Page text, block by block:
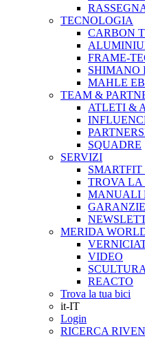
TECNOLOGIA
CARBON
FRAME-
SHIMANO
MAHLE
TEAM &
ATLETI &
SQUADRE
SERVIZI
TROVA
MANUALI
GARANZIE
MERIDA
VIDEO
REACTO
Trova la tua bici
it-IT
Login
RICERCA